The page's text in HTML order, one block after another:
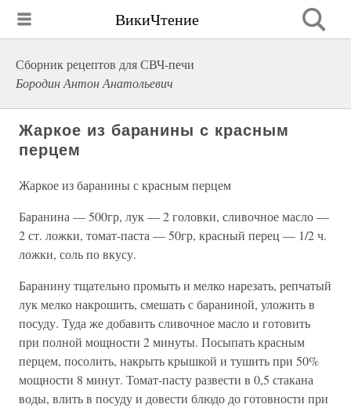
ВикиЧтение
Сборник рецептов для СВЧ-печи
Бородин Антон Анатольевич
Жаркое из баранины с красным
перцем
Жаркое из баранины с красным перцем
Баранина — 500гр, лук — 2 головки, сливочное масло —
2 ст. ложки, томат-паста — 50гр, красный перец — 1/2 ч.
ложки, соль по вкусу.
Баранину тщательно промыть и мелко нарезать, репчатый
лук мелко накрошить, смешать с бараниной, уложить в
посуду. Туда же добавить сливочное масло и готовить
при полной мощности 2 минуты. Посыпать красным
перцем, посолить, накрыть крышкой и тушить при 50%
мощности 8 минут. Томат-пасту развести в 0,5 стакана
воды, влить в посуду и довести блюдо до готовности при